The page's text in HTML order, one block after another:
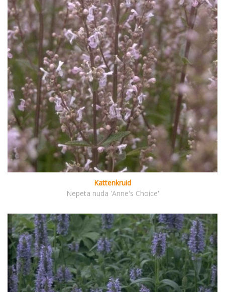
Kattenkruid
Nepeta nuda 'Anne's Choice'